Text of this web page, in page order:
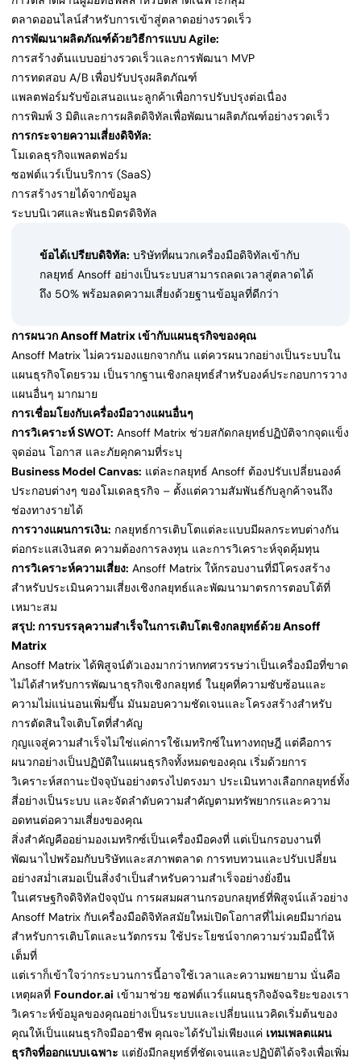
ตลาดออนไลน์สำหรับการเข้าสู่ตลาดอย่างรวดเร็ว
การพัฒนาผลิตภัณฑ์ด้วยวิธีการแบบ Agile:
การสร้างต้นแบบอย่างรวดเร็วและการพัฒนา MVP
การทดสอบ A/B เพื่อปรับปรุงผลิตภัณฑ์
แพลตฟอร์มรับข้อเสนอแนะลูกค้าเพื่อการปรับปรุงต่อเนื่อง
การพิมพ์ 3 มิติและการผลิตดิจิทัลเพื่อพัฒนาผลิตภัณฑ์อย่างรวดเร็ว
การกระจายความเสี่ยงดิจิทัล:
โมเดลธุรกิจแพลตฟอร์ม
ซอฟต์แวร์เป็นบริการ (SaaS)
การสร้างรายได้จากข้อมูล
ระบบนิเวศและพันธมิตรดิจิทัล
ข้อได้เปรียบดิจิทัล: บริษัทที่ผนวกเครื่องมือดิจิทัลเข้ากับ
กลยุทธ์ Ansoff อย่างเป็นระบบสามารถลดเวลาสู่ตลาดได้
ถึง 50% พร้อมลดความเสี่ยงด้วยฐานข้อมูลที่ดีกว่า
การผนวก Ansoff Matrix เข้ากับแผนธุรกิจของคุณ
Ansoff Matrix ไม่ควรมองแยกจากกัน แต่ควรผนวกอย่างเป็นระบบใน
แผนธุรกิจโดยรวม เป็นรากฐานเชิงกลยุทธ์สำหรับองค์ประกอบการวาง
แผนอื่นๆ มากมาย
การเชื่อมโยงกับเครื่องมือวางแผนอื่นๆ
การวิเคราะห์ SWOT: Ansoff Matrix ช่วยสกัดกลยุทธ์ปฏิบัติจากจุดแข็ง
จุดอ่อน โอกาส และภัยคุกคามที่ระบุ
Business Model Canvas: แต่ละกลยุทธ์ Ansoff ต้องปรับเปลี่ยนองค์
ประกอบต่างๆ ของโมเดลธุรกิจ – ตั้งแต่ความสัมพันธ์กับลูกค้าจนถึง
ช่องทางรายได้
การวางแผนการเงิน: กลยุทธ์การเติบโตแต่ละแบบมีผลกระทบต่างกัน
ต่อกระแสเงินสด ความต้องการลงทุน และการวิเคราะห์จุดคุ้มทุน
การวิเคราะห์ความเสี่ยง: Ansoff Matrix ให้กรอบงานที่มีโครงสร้าง
สำหรับประเมินความเสี่ยงเชิงกลยุทธ์และพัฒนามาตรการตอบโต้ที่
เหมาะสม
สรุป: การบรรลุความสำเร็จในการเติบโตเชิงกลยุทธ์ด้วย Ansoff
Matrix
Ansoff Matrix ได้พิสูจน์ตัวเองมากว่าหกทศวรรษว่าเป็นเครื่องมือที่ขาด
ไม่ได้สำหรับการพัฒนาธุรกิจเชิงกลยุทธ์ ในยุคที่ความซับซ้อนและ
ความไม่แน่นอนเพิ่มขึ้น มันมอบความชัดเจนและโครงสร้างสำหรับ
การตัดสินใจเติบโตที่สำคัญ
กุญแจสู่ความสำเร็จไม่ใช่แค่การใช้เมทริกซ์ในทางทฤษฎี แต่คือการ
ผนวกอย่างเป็นปฏิบัติในแผนธุรกิจทั้งหมดของคุณ เริ่มด้วยการ
วิเคราะห์สถานะปัจจุบันอย่างตรงไปตรงมา ประเมินทางเลือกกลยุทธ์ทั้ง
สี่อย่างเป็นระบบ และจัดลำดับความสำคัญตามทรัพยากรและความ
อดทนต่อความเสี่ยงของคุณ
สิ่งสำคัญคืออย่ามองเมทริกซ์เป็นเครื่องมือคงที่ แต่เป็นกรอบงานที่
พัฒนาไปพร้อมกับบริษัทและสภาพตลาด การทบทวนและปรับเปลี่ยน
อย่างสม่ำเสมอเป็นสิ่งจำเป็นสำหรับความสำเร็จอย่างยั่งยืน
ในเศรษฐกิจดิจิทัลปัจจุบัน การผสมผสานกรอบกลยุทธ์ที่พิสูจน์แล้วอย่าง
Ansoff Matrix กับเครื่องมือดิจิทัลสมัยใหม่เปิดโอกาสที่ไม่เคยมีมาก่อน
สำหรับการเติบโตและนวัตกรรม ใช้ประโยชน์จากความร่วมมือนี้ให้
เต็มที่
แต่เราก็เข้าใจว่ากระบวนการนี้อาจใช้เวลาและความพยายาม นั่นคือ
เหตุผลที่ Foundor.ai เข้ามาช่วย ซอฟต์แวร์แผนธุรกิจอัจฉริยะของเรา
วิเคราะห์ข้อมูลของคุณอย่างเป็นระบบและเปลี่ยนแนวคิดเริ่มต้นของ
คุณให้เป็นแผนธุรกิจมืออาชีพ คุณจะได้รับไม่เพียงแค่ เทมเพลตแผน
ธุรกิจที่ออกแบบเฉพาะ แต่ยังมีกลยุทธ์ที่ชัดเจนและปฏิบัติได้จริงเพื่อเพิ่ม